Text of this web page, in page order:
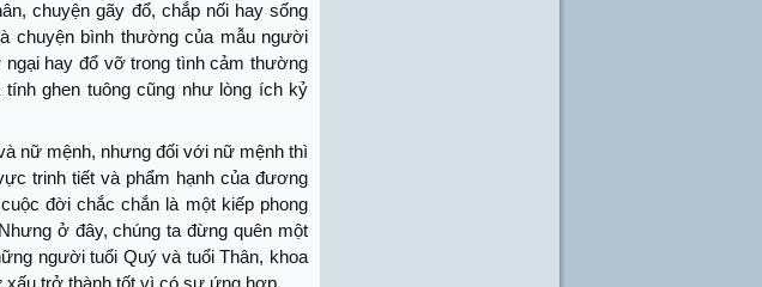
chuyện gãy đổ, chắp nối hay sống
chuyện bình thường của mẫu người
hay đổ vỡ trong tình cảm thường
ghen tuông cũng như lòng ích kỷ
nữ mệnh, nhưng đối với nữ mệnh thì
trinh tiết và phẩm hạnh của đương
đời chắc chắn là một kiếp phong
ở đây, chúng ta đừng quên một
người tuổi Quý và tuổi Thân, khoa